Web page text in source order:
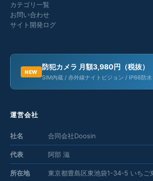
カテゴリ一覧
お問い合わせ
サイト開発ログ
NEW
防犯カメラ 月額3,980円（税抜）
SIM内蔵 / 赤外線ナイトビジョン / IP66防
運営会社
社名 合同会社Doosin
代表 阿部 滋
所在地 東京都豊島区東池袋1-34-5 いちご